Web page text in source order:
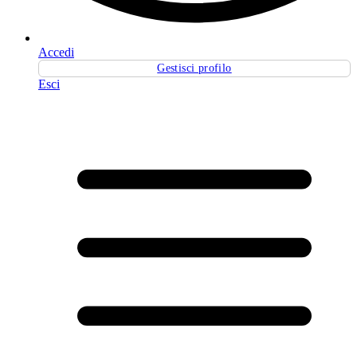
Accedi
Gestisci profilo
Esci